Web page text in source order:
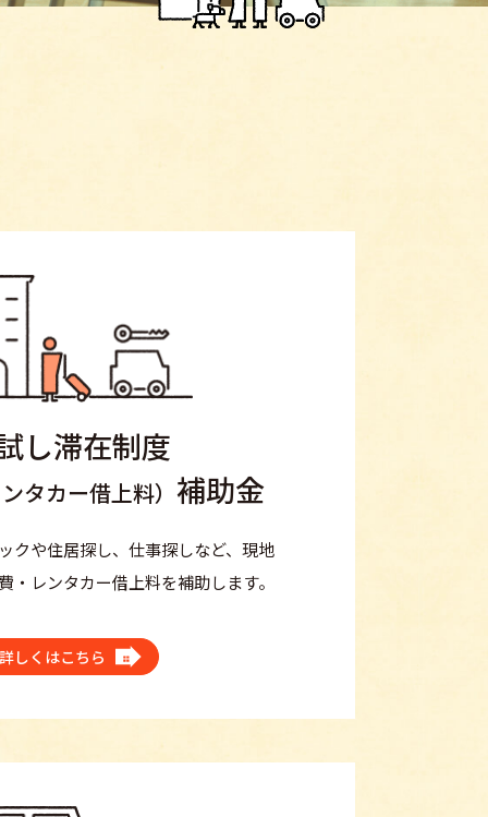
し滞在制度
タカー借上料） 補助金
クや住居探し、仕事探しなど、現地
・レンタカー借上料を補助します。
詳しくはこちら